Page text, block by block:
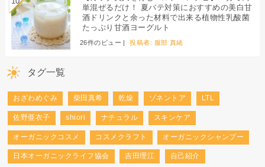
単混ぜるだけ！ 夏バテ対策におすすめの美白甘
酒ドリンクと余った材料で出来る植物性乳酸菌
たっぷり甘酒ヨーグルト
26件のビュー | 投稿者: 服部 真緒
タグ一覧
おざわめぐみ 柴田真希 乾燥 ゾネントア LTL
佐野亜衣子 shiori ナチュラル スキンケア
オーガニックコスメ コスメクラフト オーガニックシャンプー
日本オーガニックライフ協会 吉田理江 自己紹介